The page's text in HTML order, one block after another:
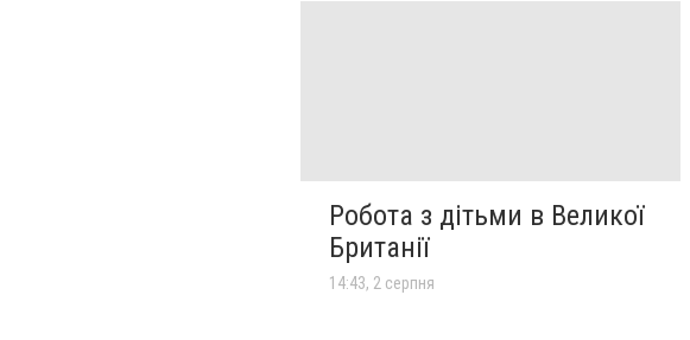
Робота з дітьми в Великої
Британії
14:43, 2 серпня